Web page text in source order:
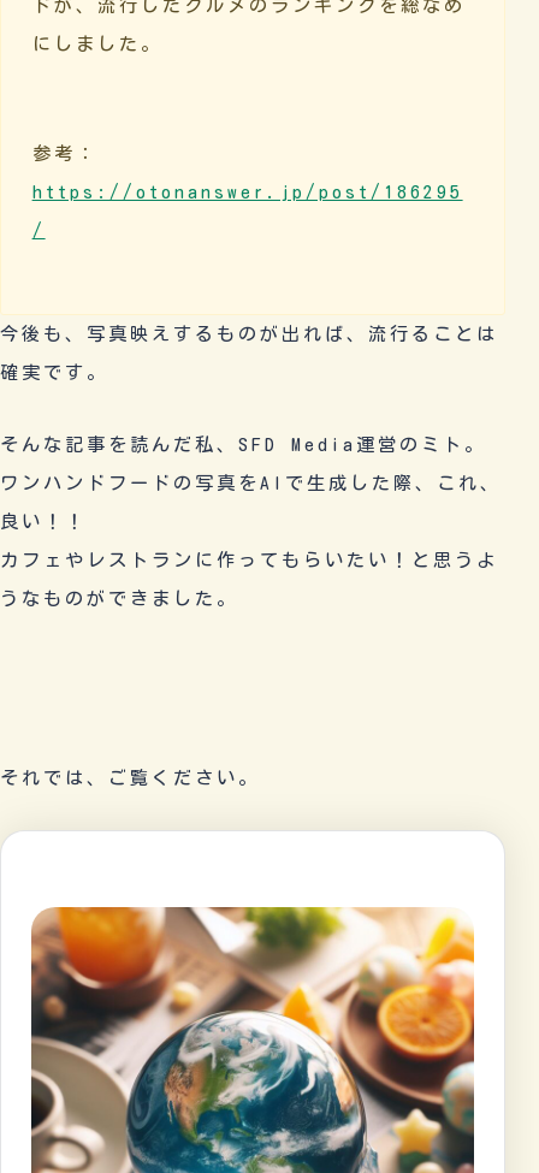
ドが、流行したグルメのランキングを総なめ
にしました。
参考：
https://otonanswer.jp/post/186295
/
今後も、写真映えするものが出れば、流行ることは
確実です。
そんな記事を読んだ私、SFD Media運営のミト。
ワンハンドフードの写真をAIで生成した際、これ、
良い！！
カフェやレストランに作ってもらいたい！と思うよ
うなものができました。
それでは、ご覧ください。